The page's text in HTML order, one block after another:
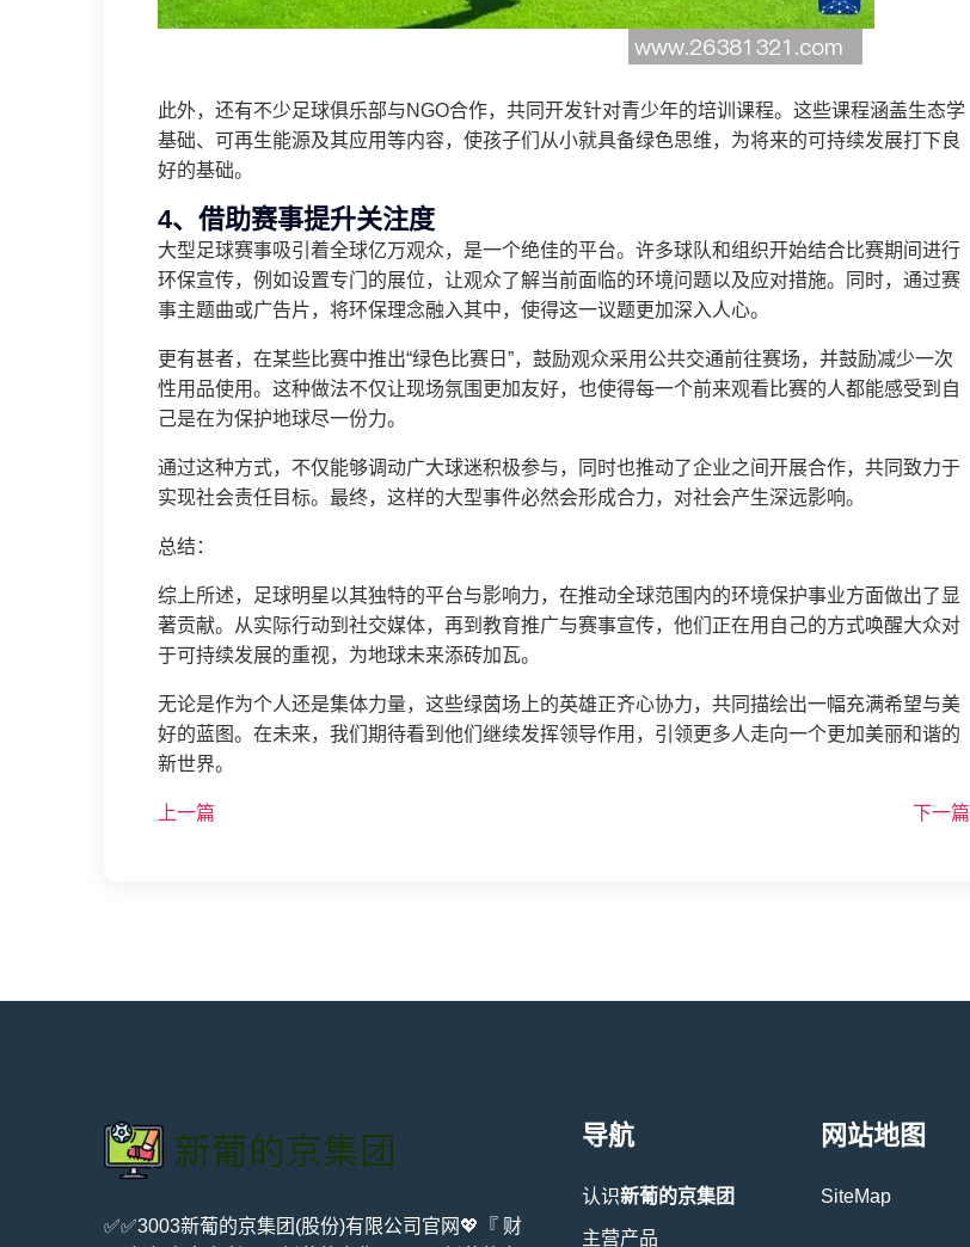
此外，还有不少足球俱乐部与NGO合作，共同开发针对青少年的培训课程。这些课程涵盖生态学
基础、可再生能源及其应用等内容，使孩子们从小就具备绿色思维，为将来的可持续发展打下良
好的基础。
4、借助赛事提升关注度
大型足球赛事吸引着全球亿万观众，是一个绝佳的平台。许多球队和组织开始结合比赛期间进行
环保宣传，例如设置专门的展位，让观众了解当前面临的环境问题以及应对措施。同时，通过赛
事主题曲或广告片，将环保理念融入其中，使得这一议题更加深入人心。
更有甚者，在某些比赛中推出“绿色比赛日”，鼓励观众采用公共交通前往赛场，并鼓励减少一次
性用品使用。这种做法不仅让现场氛围更加友好，也使得每一个前来观看比赛的人都能感受到自
己是在为保护地球尽一份力。
通过这种方式，不仅能够调动广大球迷积极参与，同时也推动了企业之间开展合作，共同致力于
实现社会责任目标。最终，这样的大型事件必然会形成合力，对社会产生深远影响。
总结：
综上所述，足球明星以其独特的平台与影响力，在推动全球范围内的环境保护事业方面做出了显
著贡献。从实际行动到社交媒体，再到教育推广与赛事宣传，他们正在用自己的方式唤醒大众对
于可持续发展的重视，为地球未来添砖加瓦。
无论是作为个人还是集体力量，这些绿茵场上的英雄正齐心协力，共同描绘出一幅充满希望与美
好的蓝图。在未来，我们期待看到他们继续发挥领导作用，引领更多人走向一个更加美丽和谐的
新世界。
上一篇 下一篇
✅✅3003新葡的京集团(股份)有限公司官网💖『 财
导航
认识新葡的京集团
主营产品
网站地图
SiteMap